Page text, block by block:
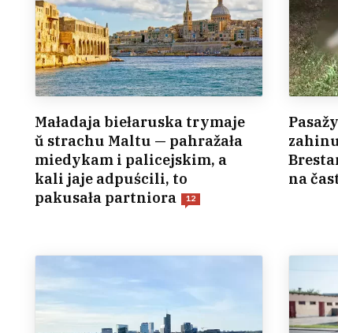
Maładaja biełaruska trymaje
ŭ strachu Maltu — pahražała
miedykam i palicejskim, a
kali jaje adpuścili, to
pakusała partniora
12
na